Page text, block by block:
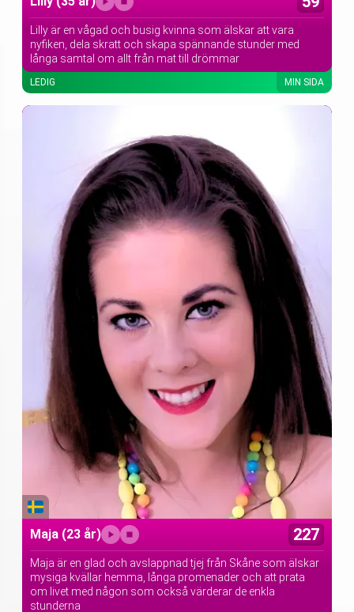
Lilly är en vågad och busig kvinna som älskar att vara
nyfiken, dela skratt och skapa spännande stunder med
långa samtal om allt från mat till drömmar
LEDIG MIN SIDA
Maja (23 år) 227
Maja är en glad och avslappnad tjej från Skåne som älskar
mysiga kvällar hemma, långa promenader och att prata
om livet med någon som också värderar de enkla
stunderna